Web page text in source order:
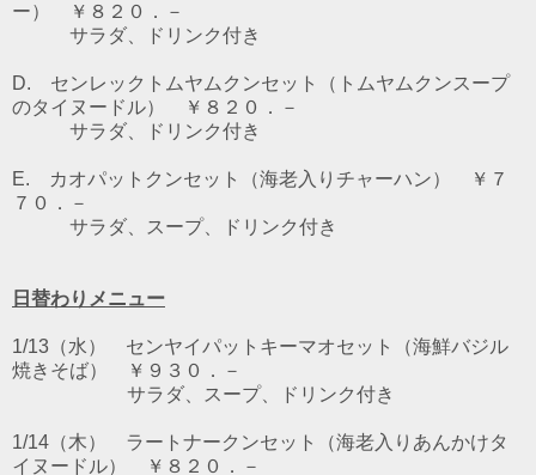
ー） ￥８２０．－
サラダ、ドリンク付き
D. センレックトムヤムクンセット（トムヤムクンスープ
のタイヌードル） ￥８２０．－
サラダ、ドリンク付き
E. カオパットクンセット（海老入りチャーハン） ￥７
７０．－
サラダ、スープ、ドリンク付き
日替わりメニュー
1/13（水） センヤイパットキーマオセット（海鮮バジル
焼きそば） ￥９３０．－
サラダ、スープ、ドリンク付き
1/14（木） ラートナークンセット（海老入りあんかけタ
イヌードル） ￥８２０．－